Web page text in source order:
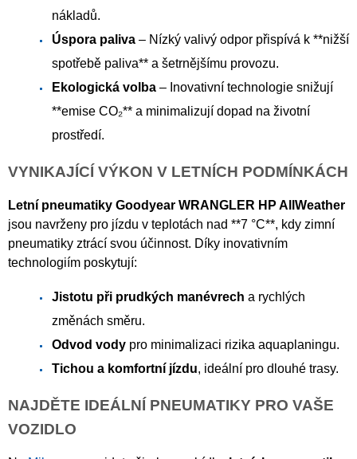
nákladů.
Úspora paliva – Nízký valivý odpor přispívá k **nižší
spotřebě paliva** a šetrnějšímu provozu.
Ekologická volba – Inovativní technologie snižují
**emise CO₂** a minimalizují dopad na životní
prostředí.
VYNIKAJÍCÍ VÝKON V LETNÍCH PODMÍNKÁCH
Letní pneumatiky Goodyear WRANGLER HP AllWeather
jsou navrženy pro jízdu v teplotách nad **7 °C**, kdy zimní
pneumatiky ztrácí svou účinnost. Díky inovativním
technologiím poskytují:
Jistotu při prudkých manévrech a rychlých
změnách směru.
Odvod vody pro minimalizaci rizika aquaplaningu.
Tichou a komfortní jízdu, ideální pro dlouhé trasy.
NAJDĚTE IDEÁLNÍ PNEUMATIKY PRO VAŠE
VOZIDLO